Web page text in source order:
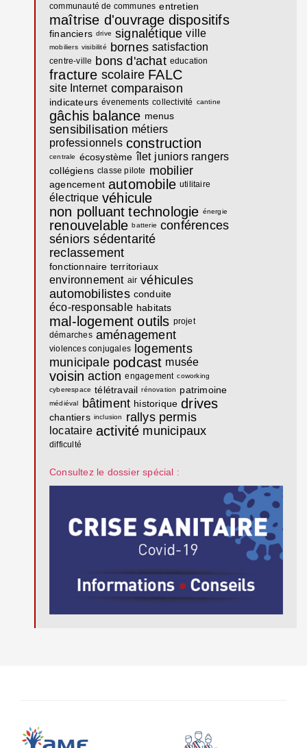
communauté de communes entretien
maîtrise d'ouvrage dispositifs
financiers drive signalétique ville
mobiliers visibilité bornes satisfaction
centre-ville bons d'achat education
fracture scolaire FALC
site Internet comparaison
indicateurs évenements collectivité cantine
gâchis balance menus
sensibilisation métiers
professionnels construction
centrale écosystème îlet juniors rangers
collégiens classe pilote mobilier
agencement automobile utilitaire
électrique véhicule
non polluant technologie énergie
renouvelable batterie conférences
séniors sédentarité
reclassement
fonctionnaire territoriaux
environnement air véhicules
automobilistes conduite
éco-responsable habitats
mal-logement outils projet
démarches aménagement
violences conjugales
logements
municipale podcast musée
voisin action engagement coworking
cyberespace télétravail rénovation patrimoine
médiéval bâtiment historique drives
chantiers inclusion rallys permis
locataire activité municipaux
difficulté
Consultez le dossier spécial :